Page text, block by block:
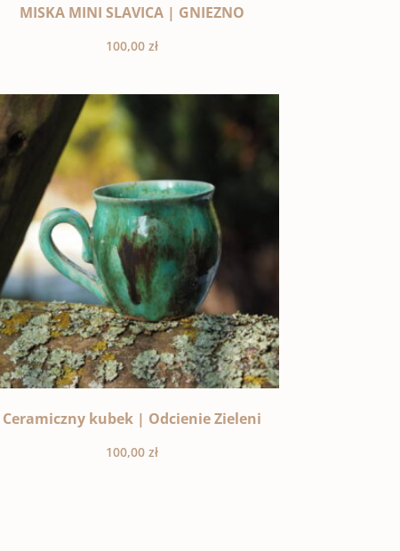
MISKA MINI SLAVICA | GNIEZNO
100,00zł
Ceramiczny kubek | Odcienie Zieleni
100,00zł